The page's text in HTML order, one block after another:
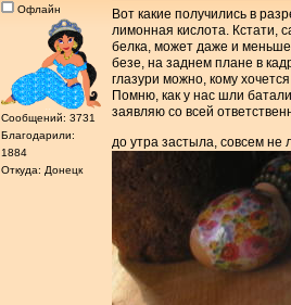
Офлайн
Сообщений: 3731
Благодарили:
1884
Откуда: Донецк
Вот какие получились в
лимонная кислота. Кстати,
белка, может даже и
безе, на заднем плане в
глазури можно, кому
Помню, как у нас шли
заявляю со всей
до утра застыла, совсем не